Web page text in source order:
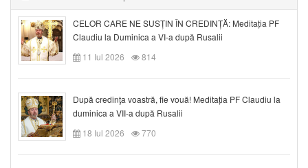
CELOR CARE NE SUSȚIN ÎN CREDINȚĂ: Meditația PF
Claudiu la Duminica a VI-a după Rusalii
11 Iul 2026
814
După credinţa voastră, fie vouă! Meditația PF Claudiu la
duminica a VII-a după Rusalii
18 Iul 2026
770